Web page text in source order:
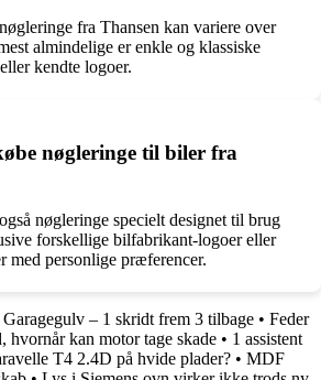
fra Thansen kan variere over
almindelige er enkle og klassiske
kendte logoer.
nøgleringe til biler fra
nøgleringe specielt designet til brug
forskellige bilfabrikant-logoer eller
med personlige præferencer.
Garagegulv – 1 skridt frem 3 tilbage • Feder
hvornår kan motor tage skade • 1 assistent
T4 2.4D på hvide plader? • MDF